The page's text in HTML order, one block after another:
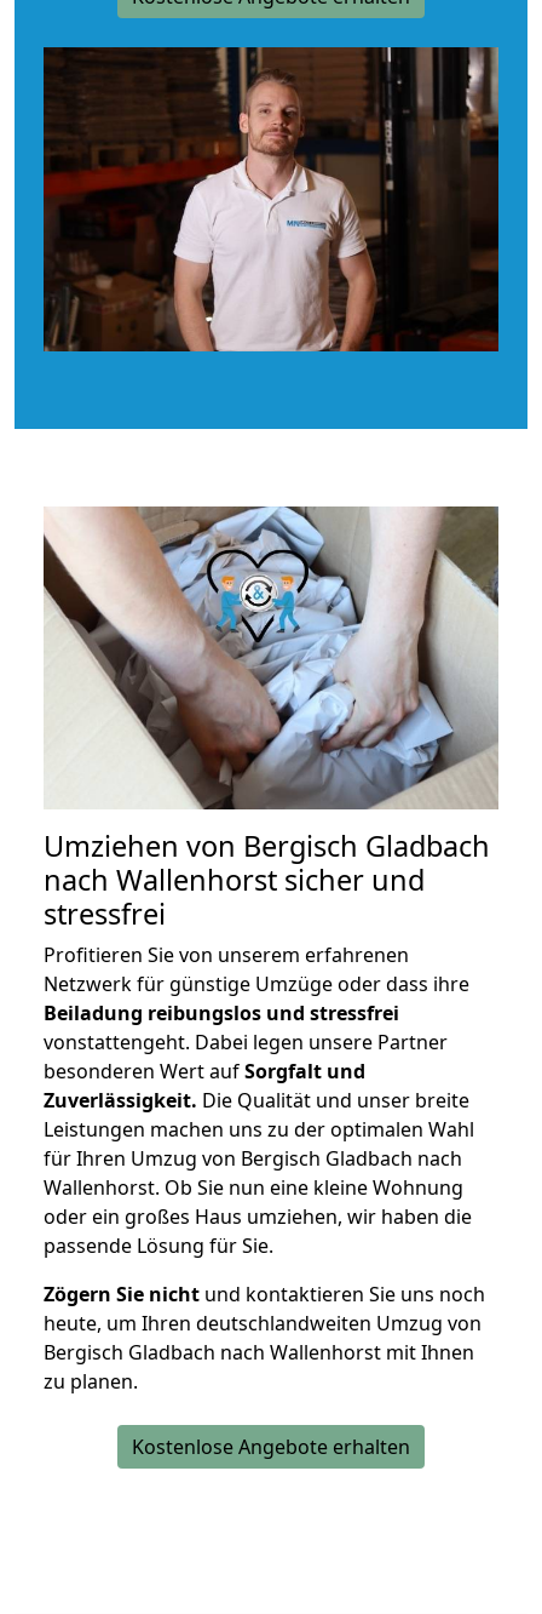
Umziehen von Bergisch Gladbach
nach Wallenhorst sicher und
stressfrei
Profitieren Sie von unserem erfahrenen
Netzwerk für günstige Umzüge oder dass ihre
Beiladung reibungslos und stressfrei
vonstattengeht. Dabei legen unsere Partner
besonderen Wert aufSorgfalt und
Zuverlässigkeit. Die Qualität und unser breite
Leistungen machen uns zu der optimalen Wahl
für Ihren Umzug von Bergisch Gladbach nach
Wallenhorst. Ob Sie nun eine kleine Wohnung
oder ein großes Haus umziehen, wir haben die
passende Lösung für Sie.
Zögern Sie nicht und kontaktieren Sie uns noch
heute, um Ihren deutschlandweiten Umzug von
Bergisch Gladbach nach Wallenhorst mit Ihnen
zu planen.
Kostenlose Angebote erhalten